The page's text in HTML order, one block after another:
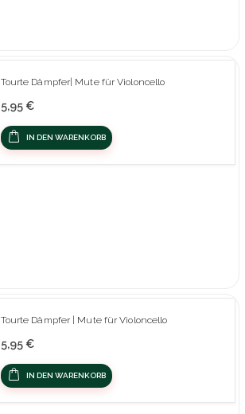
Tourte Dämpfer| Mute für Violoncello
5,95 €
IN DEN WARENKORB
Tourte Dämpfer | Mute für Violoncello
5,95 €
IN DEN WARENKORB